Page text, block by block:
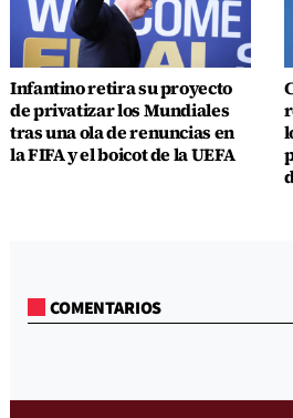
Infantino retira su proyecto
de privatizar los Mundiales
tras una ola de renuncias en
la FIFA y el boicot de la UEFA
COMENTARIOS